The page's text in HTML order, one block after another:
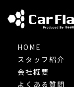
HOME
スタッフ紹介
会社概要
よくある質問